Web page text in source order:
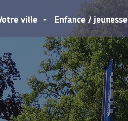
ville Enfance / jeunesse